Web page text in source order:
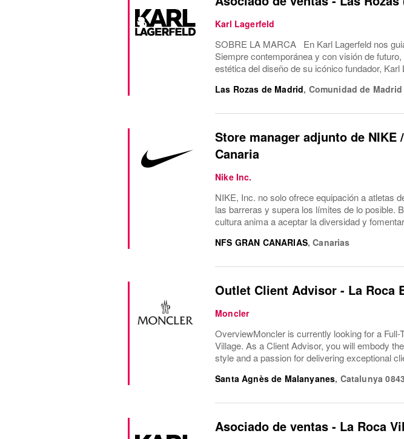
Karl Lagerfeld
SOBRE LA MARCA En Karl Lagerfeld nos
Siempre contemporánea y con visión de
estética del diseño de su icónico fundador,
Las Rozas de Madrid, Comunidad de Madrid
Store manager adjunto de
Canaria
Nike Inc.
NIKE, Inc. no solo ofrece equipación a atletas
las barreras y supera los límites de lo posible.
cultura anima a aceptar la diversidad y
NFS GRAN CANARIAS,Canarias
Outlet Client Advisor - La Roca
Moncler
OverviewMoncler is currently looking for a
Village. As a Client Advisor, you will embody
style and a passion for delivering exceptional
Santa Agnès de Malanyanes, Catalunya
Asociado de ventas - La Roca